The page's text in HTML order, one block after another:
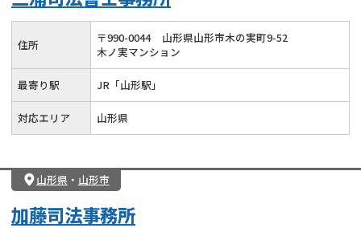
住所 〒990-0044
山形県山形市木の実町9-52
木ノ実マンション
最寄り駅 JR「山形駅」
対応エリア 山形県
山形県 ・ 山形市
加藤司法事務所